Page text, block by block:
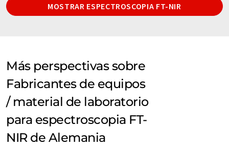
MOSTRAR ESPECTROSCOPIA FT-NIR
Más perspectivas sobre
Fabricantes de equipos
/ material de laboratorio
para espectroscopia FT-
NIR de Alemania